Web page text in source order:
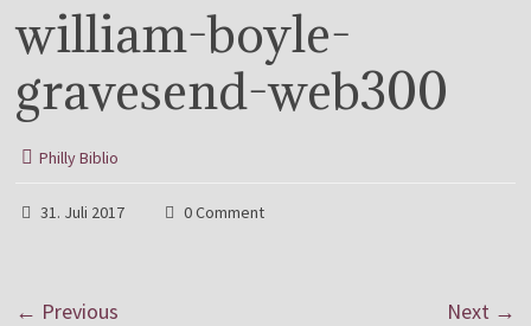
william-boyle-
gravesend-web300
Philly Biblio
31. Juli 2017 0 Comment
← Previous Next →